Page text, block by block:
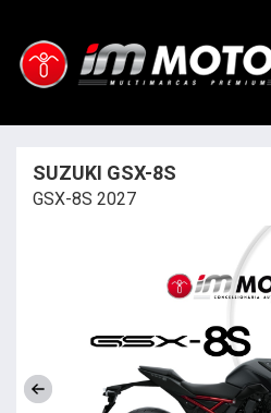
SUZUKI GSX-8S
GSX-8S 2027